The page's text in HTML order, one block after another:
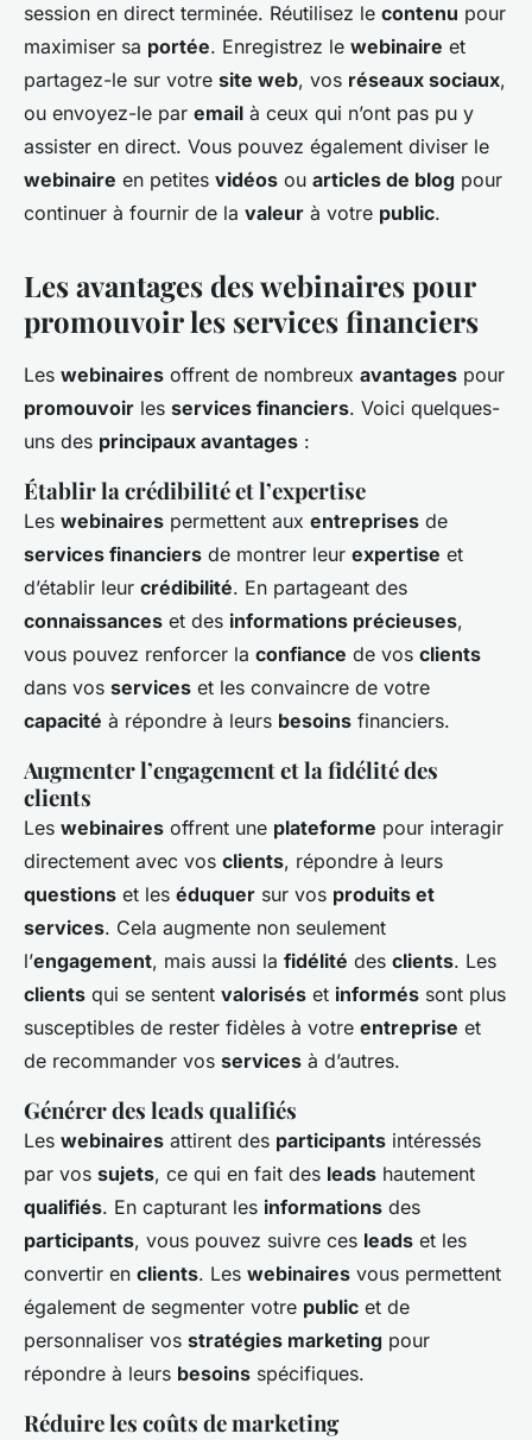
session en direct terminée. Réutilisez le contenu pour
maximiser sa portée. Enregistrez le webinaire et
partagez-le sur votre site web, vos réseaux sociaux,
ou envoyez-le par email à ceux qui n’ont pas pu y
assister en direct. Vous pouvez également diviser le
webinaire en petites vidéos ou articles de blog pour
continuer à fournir de la valeur à votre public.
Les avantages des webinaires pour
promouvoir les services financiers
Les webinaires offrent de nombreux avantages pour
promouvoir les services financiers. Voici quelques-
uns des principaux avantages :
Établir la crédibilité et l’expertise
Les webinaires permettent aux entreprises de
services financiers de montrer leur expertise et
d’établir leur crédibilité. En partageant des
connaissances et des informations précieuses,
vous pouvez renforcer la confiance de vos clients
dans vos services et les convaincre de votre
capacité à répondre à leurs besoins financiers.
Augmenter l’engagement et la fidélité des
clients
Les webinaires offrent une plateforme pour interagir
directement avec vos clients, répondre à leurs
questions et les éduquer sur vos produits et
services. Cela augmente non seulement
l’engagement, mais aussi la fidélité des clients. Les
clients qui se sentent valorisés et informés sont plus
susceptibles de rester fidèles à votre entreprise et
de recommander vos services à d’autres.
Générer des leads qualifiés
Les webinaires attirent des participants intéressés
par vos sujets, ce qui en fait des leads hautement
qualifiés. En capturant les informations des
participants, vous pouvez suivre ces leads et les
convertir en clients. Les webinaires vous permettent
également de segmenter votre public et de
personnaliser vos stratégies marketing pour
répondre à leurs besoins spécifiques.
Réduire les coûts de marketing